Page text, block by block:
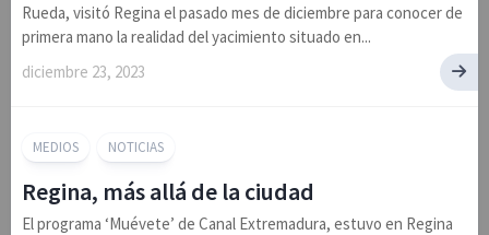
Rueda, visitó Regina el pasado mes de diciembre para conocer de
primera mano la realidad del yacimiento situado en...
diciembre 23, 2023
MEDIOS NOTICIAS
Regina, más allá de la ciudad
El programa ‘Muévete’ de Canal Extremadura, estuvo en Regina